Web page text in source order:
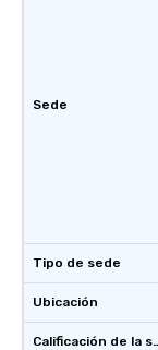
Sede
Tipo de sede
Ubicación